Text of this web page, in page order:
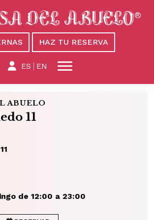
HAZ TU RESERVA
ES EN
ABUELO
11
de 12:00 a 23:00